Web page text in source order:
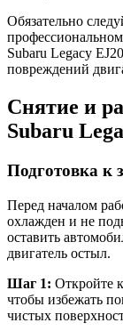
Обязательно
Subaru Legacy
повреждений
Снятие и
Subaru
Подготовка к
Перед началом
охлажден и не
оставить
двигатель остыл.
Шаг 1: Откройте
чтобы избежать
чистых